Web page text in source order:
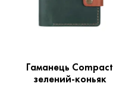
Гаманець Compact
зелений-коньяк